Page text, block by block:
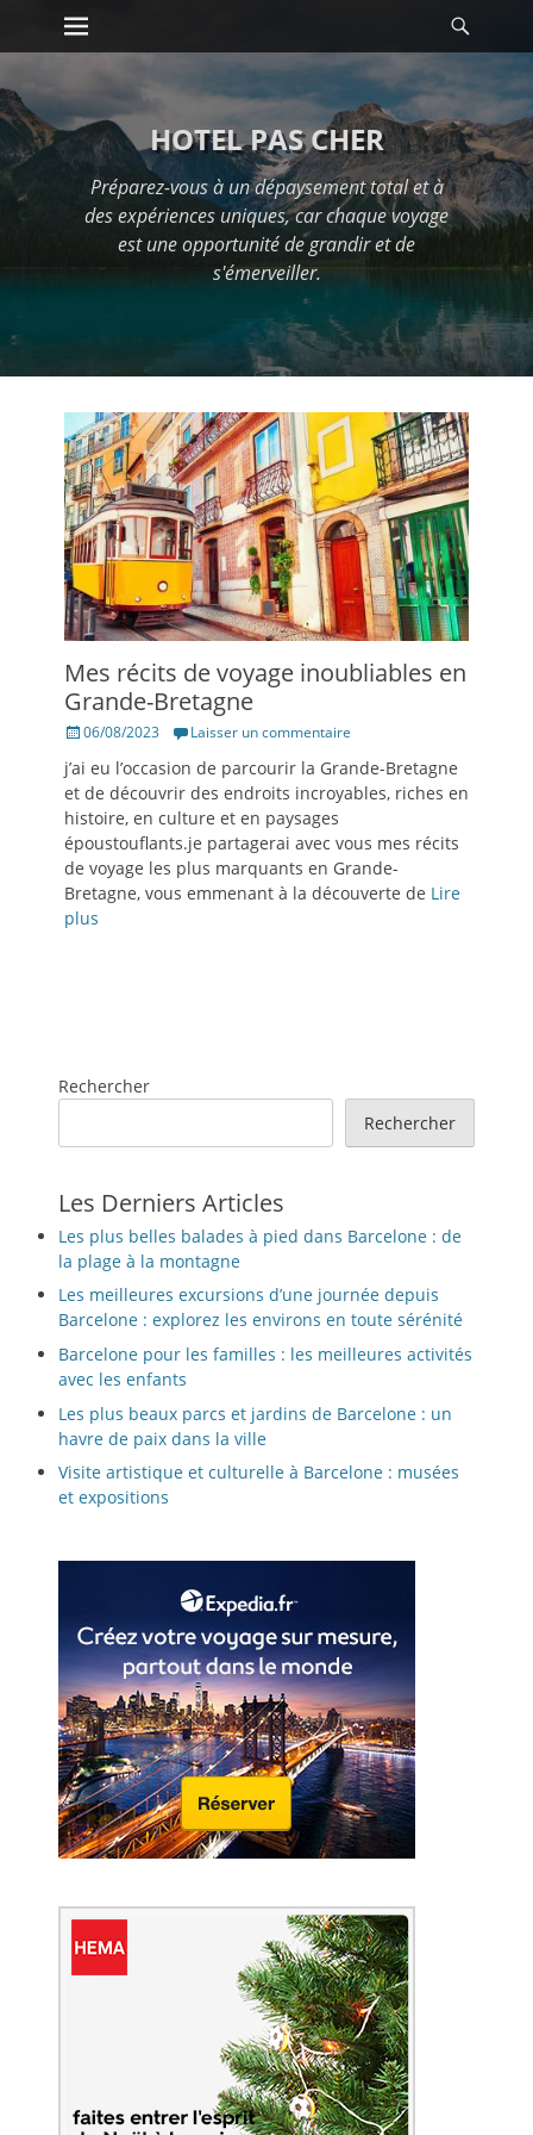
Passer
au
Premier menu
HOTEL PAS CHER
Préparez-vous à un dépaysement total et à
des expériences uniques, car chaque voyage
est une opportunité de grandir et de
s'émerveiller.
Mes récits de voyage inoubliables en
Grande-Bretagne
Posté06/08/2023 Laisser un commentaire
j’ai eu l’occasion de parcourir la Grande-Bretagne
et de découvrir des endroits incroyables, riches en
histoire, en culture et en paysages
époustouflants.je partagerai avec vous mes récits
de voyage les plus marquants en Grande-
Bretagne, vous emmenant à la découverte de Lire
plus
Rechercher
Rechercher
Les Derniers Articles
Les plus belles balades à pied dans Barcelone : de
la plage à la montagne
Les meilleures excursions d’une journée depuis
Barcelone : explorez les environs en toute sérénité
Barcelone pour les familles : les meilleures activités
avec les enfants
Les plus beaux parcs et jardins de Barcelone : un
havre de paix dans la ville
Visite artistique et culturelle à Barcelone : musées
et expositions